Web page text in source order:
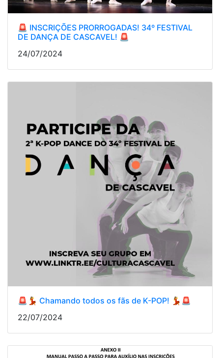
🚨 INSCRIÇÕES PRORROGADAS! 34º FESTIVAL
DE DANÇA DE CASCAVEL! 🚨
24/07/2024
🚨💃 Chamando todos os fãs de K-POP! 💃🚨
22/07/2024